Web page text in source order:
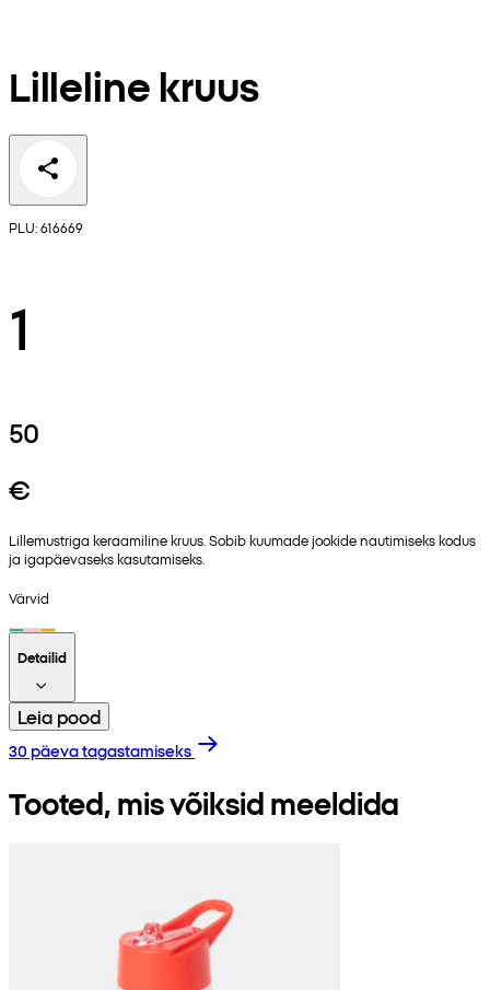
Lilleline kruus
PLU: 616669
1
50
€
Lillemustriga keraamiline kruus. Sobib kuumade jookide nautimiseks kodus
ja igapäevaseks kasutamiseks.
Värvid
Detailid
Leia pood
30 päeva tagastamiseks
Tooted, mis võiksid meeldida